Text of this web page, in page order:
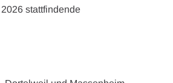
stattfindende